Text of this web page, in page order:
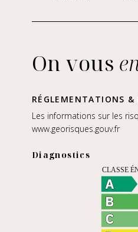
On vous
RÉGLEMENTATIONS &
Les informations sur les
www.georisques.gouv.fr
Diagnostics